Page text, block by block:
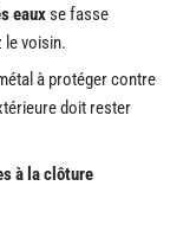
eauxse fasse
le voisin.
à protéger contre
doit rester
à la clôture